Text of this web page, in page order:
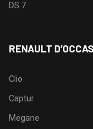
DS 7
RENAULT
Clio
Captur
Megane